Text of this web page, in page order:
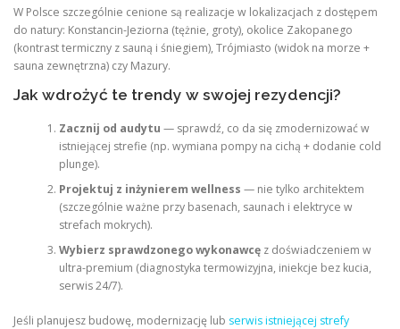
W Polsce szczególnie cenione są realizacje w lokalizacjach z dostępem
do natury: Konstancin-Jeziorna (tężnie, groty), okolice Zakopanego
(kontrast termiczny z sauną i śniegiem), Trójmiasto (widok na morze +
sauna zewnętrzna) czy Mazury.
Jak wdrożyć te trendy w swojej rezydencji?
Zacznij od audytu — sprawdź, co da się zmodernizować w
istniejącej strefie (np. wymiana pompy na cichą + dodanie cold
plunge).
Projektuj z inżynierem wellness — nie tylko architektem
(szczególnie ważne przy basenach, saunach i elektryce w
strefach mokrych).
Wybierz sprawdzonego wykonawcęz doświadczeniem w
ultra-premium (diagnostyka termowizyjna, iniekcje bez kucia,
serwis 24/7).
Jeśli planujesz budowę, modernizację lub serwis istniejącej strefy